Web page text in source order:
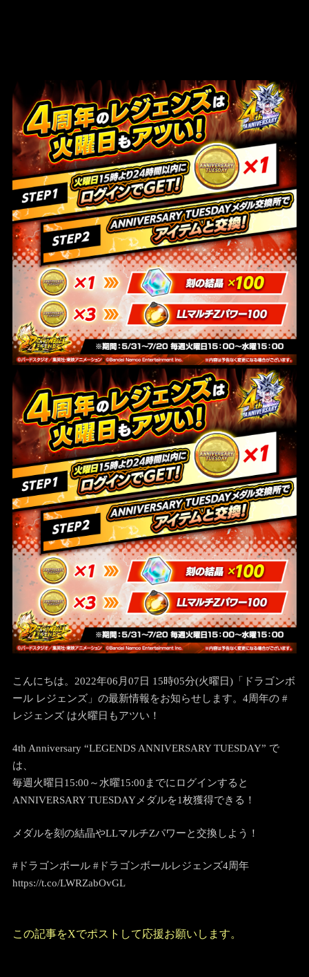
こんにちは。2022年06月07日 15時05分(火曜日)「ドラゴンボ
ール レジェンズ」の最新情報をお知らせします。 4周年の #
レジェンズ は火曜日もアツい！
4th Anniversary “LEGENDS ANNIVERSARY TUESDAY” で
は、
毎週火曜日15:00～水曜15:00までにログインすると
ANNIVERSARY TUESDAYメダルを1枚獲得できる！
メダルを刻の結晶やLLマルチZパワーと交換しよう！
#ドラゴンボール #ドラゴンボールレジェンズ4周年
https://t.co/LWRZabOvGL
この記事をXでポストして応援お願いします。